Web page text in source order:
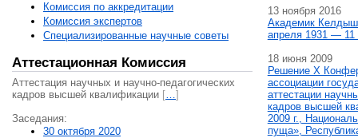
Комиссия по аккредитации
Комиссия экспертов
Специализированные научные советы
Аттестационная Комиссия
Аттестация научных и научно-педагогических
кадров высшей квалификации […]
Заседания:
30 октября 2020
13 ноября 2016
Академик
апреля 1931 — 11
18 июня 2009
Решение X
ассоциации
аттестации
кадров высшей
2009 г.,
пуща»,